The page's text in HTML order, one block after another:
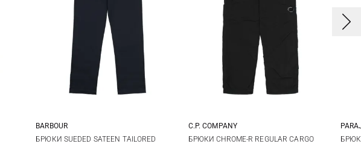
30 32 34
BARBOUR
БРЮКИ SUEDED SATEEN TAILORED
46 48 50 52
C.P. COMPANY
БРЮКИ CHROME-R REGULAR CARGO